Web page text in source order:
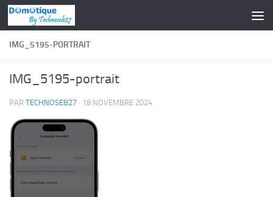
Skip to content
IMG_5195-PORTRAIT
IMG_5195-portrait
PAR TECHNOSEB27 · 18 NOVEMBRE 2024